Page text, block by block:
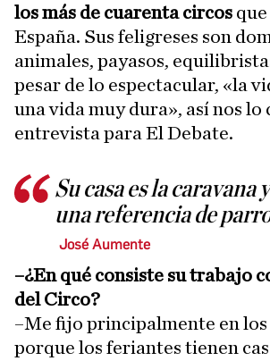
los más de cuarenta circos que
España. Sus feligreses son
animales, payasos,
pesar de lo espectacular, «la
una vida muy dura», así nos lo
entrevista para El Debate.
Su casa es la caravana
una referencia de
José Aumente
–¿En qué consiste su trabajo
del Circo?
–Me fijo principalmente en los
porque los feriantes tienen